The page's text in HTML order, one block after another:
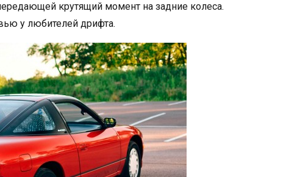
крутящий момент на задние колеса.
у любителей дрифта.